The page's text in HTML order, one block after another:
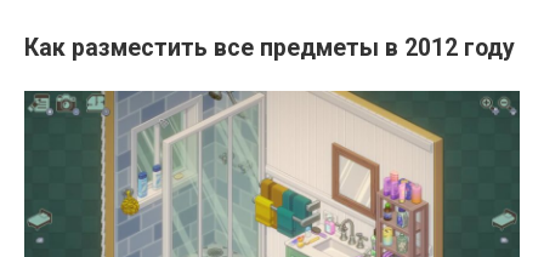
Как разместить все предметы в 2012 году